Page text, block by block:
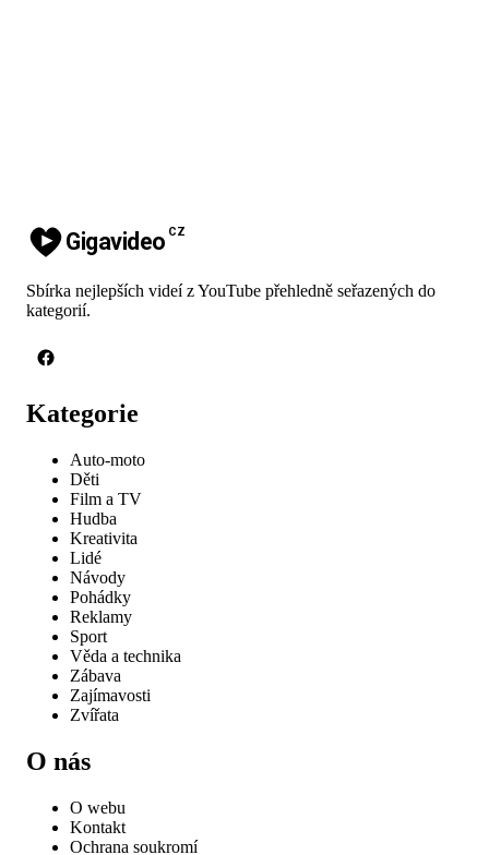
Gigavideo CZ
Sbírka nejlepších videí z YouTube přehledně seřazených do
kategorií.
Kategorie
Auto-moto
Děti
Film a TV
Hudba
Kreativita
Lidé
Návody
Pohádky
Reklamy
Sport
Věda a technika
Zábava
Zajímavosti
Zvířata
O nás
O webu
Kontakt
Ochrana soukromí